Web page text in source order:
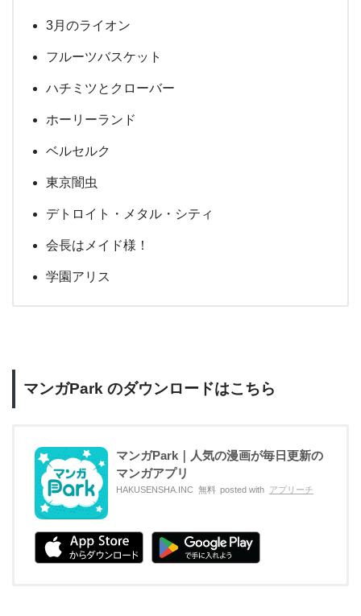
3月のライオン
フルーツバスケット
ハチミツとクローバー
ホーリーランド
ベルセルク
東京闇虫
デトロイト・メタル・シティ
会長はメイド様！
学園アリス
マンガPark のダウンロードはこちら
マンガPark｜人気の漫画が毎日更新の
マンガアプリ
HAKUSENSHA.INC 無料 posted with アプリーチ